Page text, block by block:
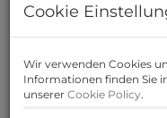
Cookie
Wir verwenden Cookies
Informationen finden Sie
unserer Cookie Policy.